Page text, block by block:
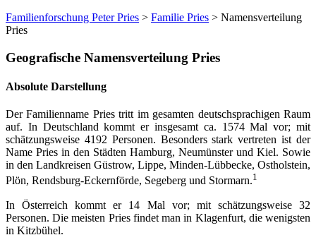
Familienforschung Peter Pries > Familie Pries > Namensverteilung
Pries
Geografische Namensverteilung Pries
Absolute Darstellung
Der Familienname Pries tritt im gesamten deutschsprachigen Raum
auf. In Deutschland kommt er insgesamt ca. 1574 Mal vor; mit
schätzungsweise 4192 Personen. Besonders stark vertreten ist der
Name Pries in den Städten Hamburg, Neumünster und Kiel. Sowie
in den Landkreisen Güstrow, Lippe, Minden-Lübbecke, Ostholstein,
Plön, Rendsburg-Eckernförde, Segeberg und Stormarn.1
In Österreich kommt er 14 Mal vor; mit schätzungsweise 32
Personen. Die meisten Pries findet man in Klagenfurt, die wenigsten
in Kitzbühel.